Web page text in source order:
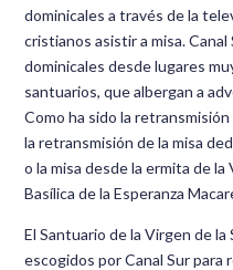
dominicales a través de la
cristianos asistir a misa.
dominicales desde lugares
santuarios, que albergan a
Como ha sido la
la retransmisión de la misa
o la misa desde la ermita de
Basílica de la Esperanza
El Santuario de la Virgen de
escogidos por Canal Sur para